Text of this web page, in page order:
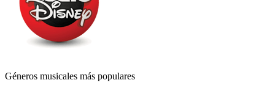
Géneros musicales más populares